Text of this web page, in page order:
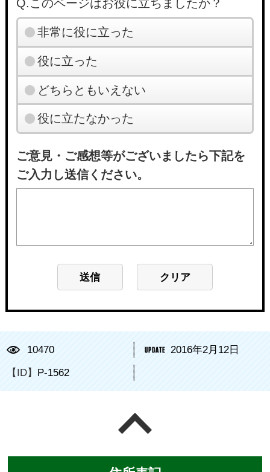
Q.このページはお役に立ちましたか？
非常に役に立った
役に立った
どちらともいえない
役に立たなかった
ご意見・ご感想等がございましたら下記を
ご入力し送信ください。
10470 2016年2月12日
【ID】 P-1562